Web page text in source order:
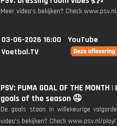
Meer video's bekijken? Check
03-06-2026 16:00
YouTube
Voetbal.TV
PSV: PUMA GOAL OF THE MONTH
goals of the season 🤤
De goals staan in willekeurige
video's bekijken? Check www.psv.nl/